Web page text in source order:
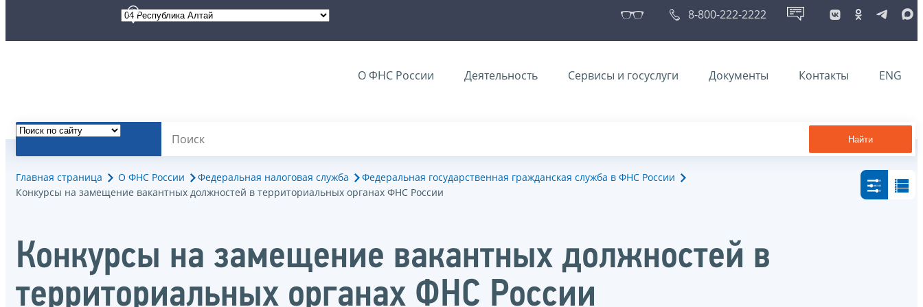
8-800-222-2222
О ФНС России Деятельность Сервисы и госуслуги Документы Контакты ENG
Найти
Главная страница О ФНС России Федеральная налоговая служба
Федеральная государственная гражданская служба в ФНС России
Конкурсы на замещение вакантных должностей в территориальных органах ФНС России
Конкурсы на замещение вакантных должностей в
территориальных органах ФНС России